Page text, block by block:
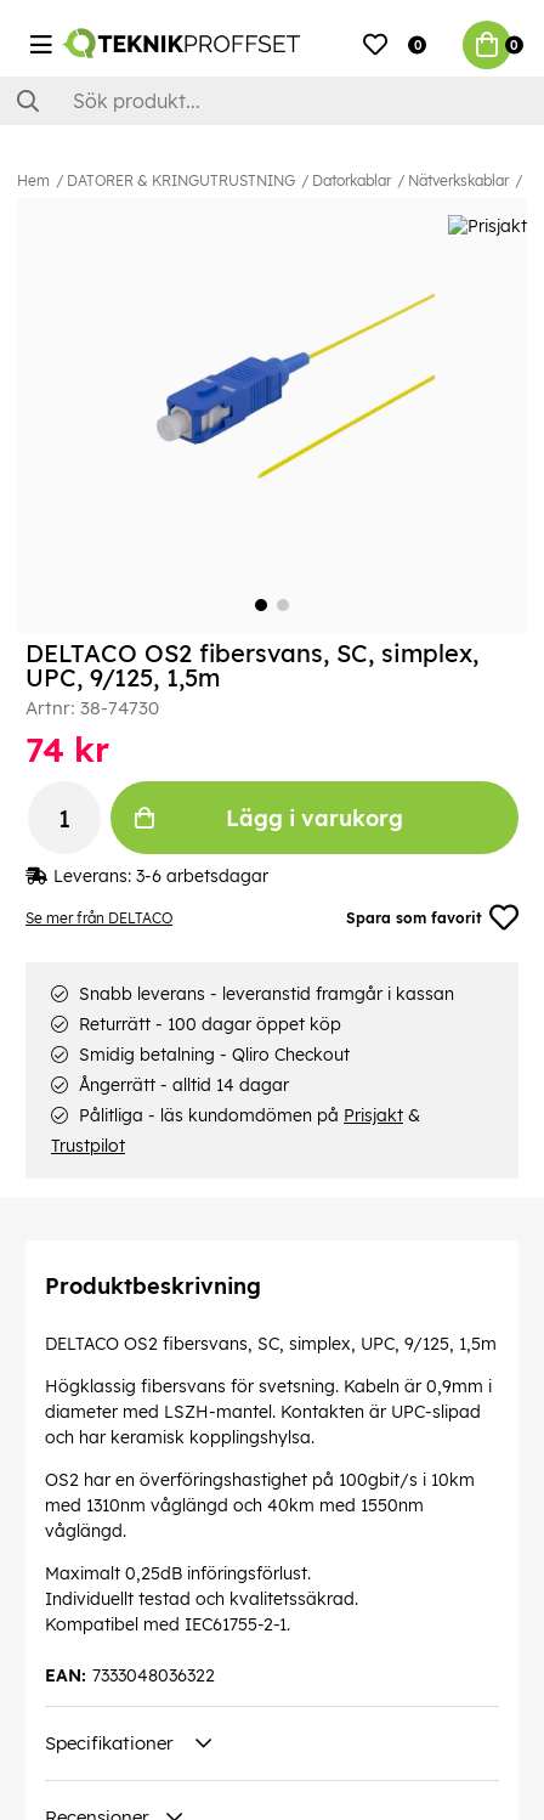
0 0
Hem DATORER & KRINGUTRUSTNING Datorkablar Nätverkskablar
Se mer från DELTACO Spara som favorit
DELTACO OS2 fibersvans, SC, simplex,
UPC, 9/125, 1,5m
Artnr: 38-74730
74 kr
Lägg i varukorg
Leverans: 3-6 arbetsdagar
Snabb leverans - leveranstid framgår i kassan
Returrätt - 100 dagar öppet köp
Smidig betalning - Qliro Checkout
Ångerrätt - alltid 14 dagar
Pålitliga - läs kundomdömen på Prisjakt &
Trustpilot
Produktbeskrivning
DELTACO OS2 fibersvans, SC, simplex, UPC, 9/125, 1,5m
Högklassig fibersvans för svetsning. Kabeln är 0,9mm i
diameter med LSZH-mantel. Kontakten är UPC-slipad
och har keramisk kopplingshylsa.
OS2 har en överföringshastighet på 100gbit/s i 10km
med 1310nm våglängd och 40km med 1550nm
våglängd.
Maximalt 0,25dB införingsförlust.
Individuellt testad och kvalitetssäkrad.
Kompatibel med IEC61755-2-1.
7333048036322
EAN:
Specifikationer